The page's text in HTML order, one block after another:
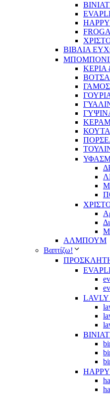
ΒΙΒΛΙΑ
ΚΕΡΙΑ
ΑΛΜΠΟΥΜ
Βαπτίζω!